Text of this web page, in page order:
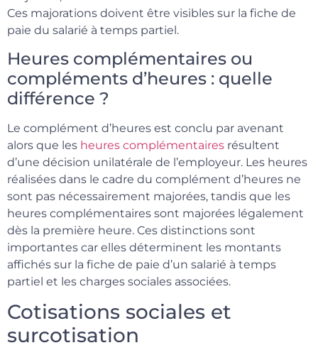
Ces majorations doivent être visibles sur la fiche de
paie du salarié à temps partiel.
Heures complémentaires ou
compléments d’heures : quelle
différence ?
Le complément d’heures est conclu par avenant
alors que les heures complémentaires résultent
d’une décision unilatérale de l’employeur. Les heures
réalisées dans le cadre du complément d’heures ne
sont pas nécessairement majorées, tandis que les
heures complémentaires sont majorées légalement
dès la première heure. Ces distinctions sont
importantes car elles déterminent les montants
affichés sur la fiche de paie d’un salarié à temps
partiel et les charges sociales associées.
Cotisations sociales et
surcotisation